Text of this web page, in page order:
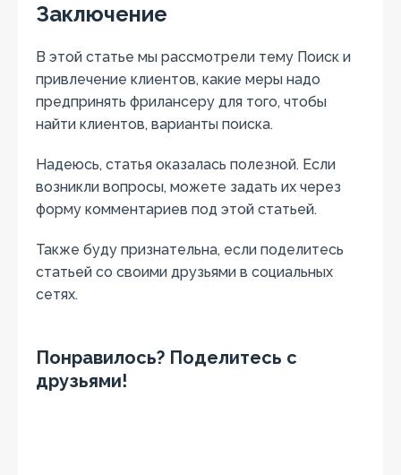
Заключение
В этой статье мы рассмотрели тему Поиск и
привлечение клиентов, какие меры надо
предпринять фрилансеру для того, чтобы
найти клиентов, варианты поиска.
Надеюсь, статья оказалась полезной. Если
возникли вопросы, можете задать их через
форму комментариев под этой статьей.
Также буду признательна, если поделитесь
статьей со своими друзьями в социальных
сетях.
Понравилось? Поделитесь с
друзьями!